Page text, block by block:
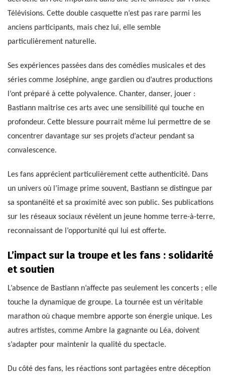
Télévisions. Cette double casquette n’est pas rare parmi les
anciens participants, mais chez lui, elle semble
particulièrement naturelle.
Ses expériences passées dans des comédies musicales et des
séries comme Joséphine, ange gardien ou d’autres productions
l’ont préparé à cette polyvalence. Chanter, danser, jouer :
Bastiann maîtrise ces arts avec une sensibilité qui touche en
profondeur. Cette blessure pourrait même lui permettre de se
concentrer davantage sur ses projets d’acteur pendant sa
convalescence.
Les fans apprécient particulièrement cette authenticité. Dans
un univers où l’image prime souvent, Bastiann se distingue par
sa spontanéité et sa proximité avec son public. Ses publications
sur les réseaux sociaux révèlent un jeune homme terre-à-terre,
reconnaissant de l’opportunité qui lui est offerte.
L’impact sur la troupe et les fans : solidarité
et soutien
L’absence de Bastiann n’affecte pas seulement les concerts ; elle
touche la dynamique de groupe. La tournée est un véritable
marathon où chaque membre apporte son énergie unique. Les
autres artistes, comme Ambre la gagnante ou Léa, doivent
s’adapter pour maintenir la qualité du spectacle.
Du côté des fans, les réactions sont partagées entre déception